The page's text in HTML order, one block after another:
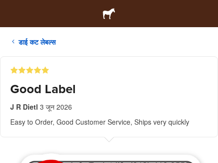
डाई कट लेबल्स
Good Label
J R Dietl 3 जून 2026
Easy to Order, Good Customer Service, Ships very quickly